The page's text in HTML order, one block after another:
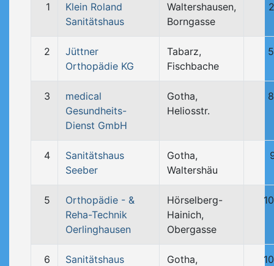
1
Klein Roland
Sanitätshaus
Waltershausen,
Borngasse
2
Jüttner
Orthopädie KG
Tabarz,
Fischbache
3
medical
Gesundheits-
Dienst GmbH
Gotha,
Heliosstr.
4
Sanitätshaus
Seeber
Gotha,
Waltershäu
5
Orthopädie - &
Reha-Technik
Oerlinghausen
Hörselberg-
Hainich,
Obergasse
6
Sanitätshaus
Gotha,